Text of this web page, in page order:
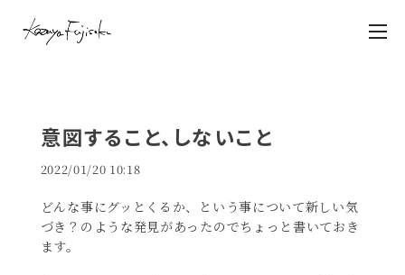
意図すること、しないこと
2022/01/20 10:18
どんな事にグッとくるか、という事について新しい気
づき？のような発見があったのでちょっと書いておき
ます。